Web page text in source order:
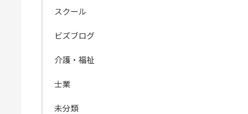
スクール
ビズブログ
介護・福祉
士業
未分類